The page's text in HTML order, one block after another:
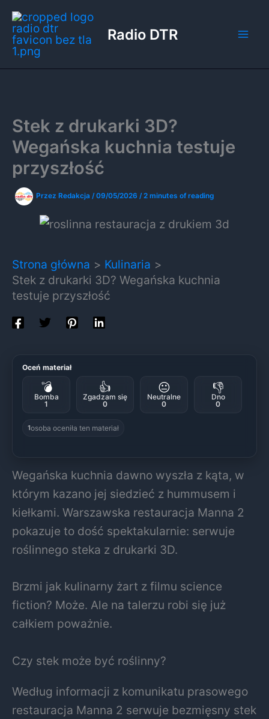
Przejdź
do
treści
Radio DTR
Stek z drukarki 3D?
Wegańska kuchnia testuje
przyszłość
Przez Redakcja /09/05/2026 /2 minutes of reading
Strona główna
Kulinaria
Stek z drukarki 3D? Wegańska kuchnia
testuje przyszłość
Oceń materiał
💣
Bomba
1
👍
Zgadzam się
0
😐
Neutralne
0
👎
Dno
0
1osoba oceniła ten materiał
Wegańska kuchnia dawno wyszła z kąta, w
którym kazano jej siedzieć z hummusem i
kiełkami. Warszawska restauracja Manna 2
pokazuje to dość spektakularnie: serwuje
roślinnego steka z drukarki 3D.
Brzmi jak kulinarny żart z filmu science
fiction? Może. Ale na talerzu robi się już
całkiem poważnie.
Czy stek może być roślinny?
Według informacji z komunikatu prasowego
restauracja Manna 2 serwuje bezmięsny stek